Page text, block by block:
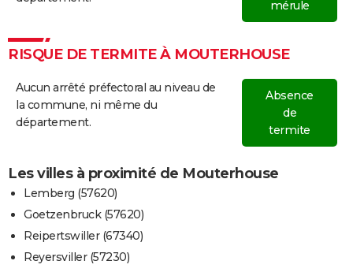
mérule
RISQUE DE TERMITE À MOUTERHOUSE
Aucun arrêté préfectoral au niveau de
la commune, ni même du
département.
Absence
de
termite
Les villes à proximité de Mouterhouse
Lemberg (57620)
Goetzenbruck (57620)
Reipertswiller (67340)
Reyersviller (57230)